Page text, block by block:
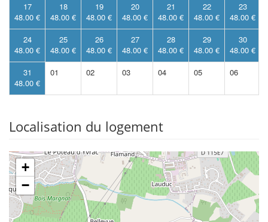
17
48.00 €
18
48.00 €
19
48.00 €
20
48.00 €
21
48.00 €
22
48.00 €
23
48.00 €
24
48.00 €
25
48.00 €
26
48.00 €
27
48.00 €
28
48.00 €
29
48.00 €
30
48.00 €
31
48.00 €
01 02 03 04 05 06
Localisation du logement
+
−